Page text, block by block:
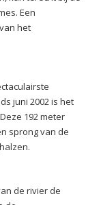
Een
het
juni 2002 is het
192 meter
sprong van de
de rivier de